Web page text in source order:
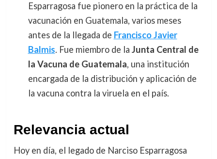
Esparragosa fue pionero en la práctica de la
vacunación en Guatemala, varios meses
antes de la llegada de Francisco Javier
Balmis. Fue miembro de la Junta Central de
la Vacuna de Guatemala, una institución
encargada de la distribución y aplicación de
la vacuna contra la viruela en el país.
Relevancia actual
Hoy en día, el legado de Narciso Esparragosa